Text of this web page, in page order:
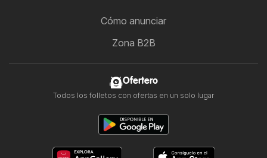
Cómo anunciar
Zona B2B
Ofertero
Todos los folletos con ofertas en un solo lugar